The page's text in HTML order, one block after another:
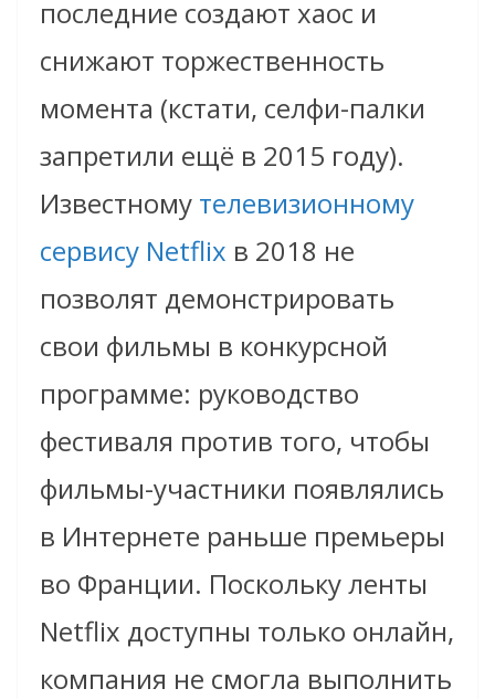
последние создают хаос и
снижают торжественность
момента (кстати, селфи-палки
запретили ещё в 2015 году).
Известному телевизионному
сервису Netflix в 2018 не
позволят демонстрировать
свои фильмы в конкурсной
программе: руководство
фестиваля против того, чтобы
фильмы-участники появлялись
в Интернете раньше премьеры
во Франции. Поскольку ленты
Netflix доступны только онлайн,
компания не смогла выполнить